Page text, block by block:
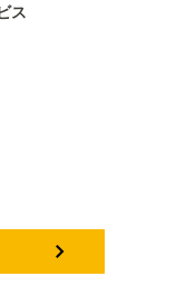
ス